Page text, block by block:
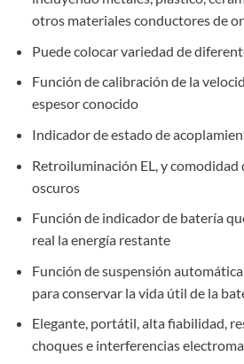
otros materiales conductores de
Puede colocar variedad de
Función de calibración de la
espesor conocido
Indicador de estado de
Retroiluminación EL, y comodidad
oscuros
Función de indicador de batería
real la energía restante
Función de suspensión
para conservar la vida útil de la
Elegante, portátil, alta fiabilidad,
choques e interferencias